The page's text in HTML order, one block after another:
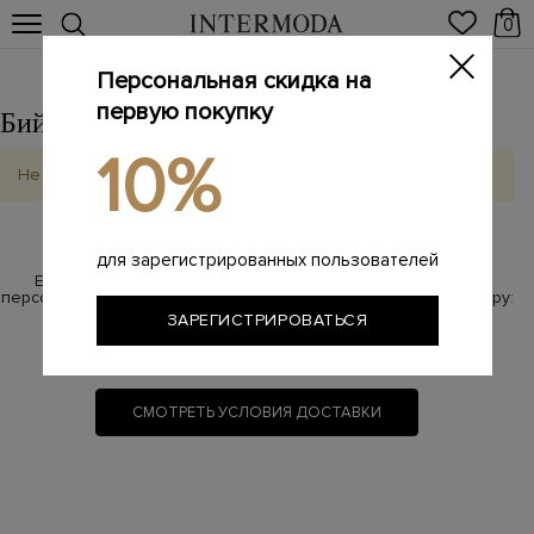
0
Бийск Выбрать другой город
Не найдено
Если у Вас возникли вопросы по бесплатной доставке,
персональный менеджер с радостью на них ответит по номеру:
8 800 100-87-17
СМОТРЕТЬ УСЛОВИЯ ДОСТАВКИ
Персональная скидка на
первую покупку
10%
для зарегистрированных пользователей
ЗАРЕГИСТРИРОВАТЬСЯ